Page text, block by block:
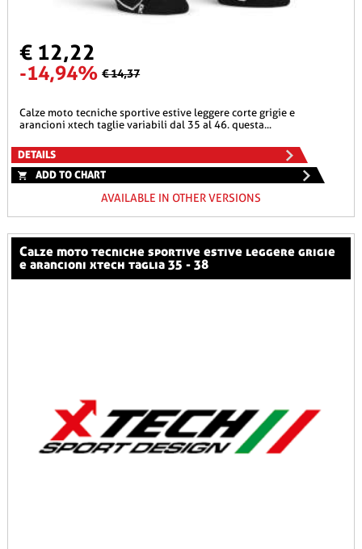
€ 12,22
-14,94% € 14,37
calze moto tecniche sportive estive leggere corte grigie e
arancioni xtech taglie variabili dal 35 al 46. questa...
DETAILS
ADD TO CHART
AVAILABLE IN OTHER VERSIONS
calze moto tecniche sportive estive leggere grigie
e arancioni xtech taglia 35 - 38